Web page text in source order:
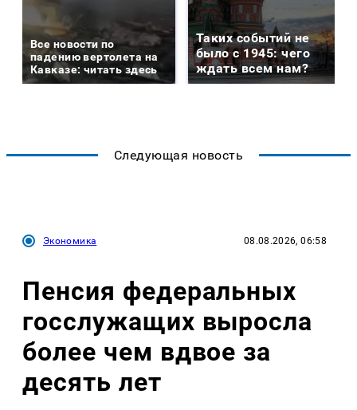
Все новости по
падению вертолета на
Кавказе: читать здесь
Таких событий не
было с 1945: чего
ждать всем нам?
Следующая новость
Экономика 08.08.2026, 06:58
Пенсия федеральных
госслужащих выросла
более чем вдвое за
десять лет